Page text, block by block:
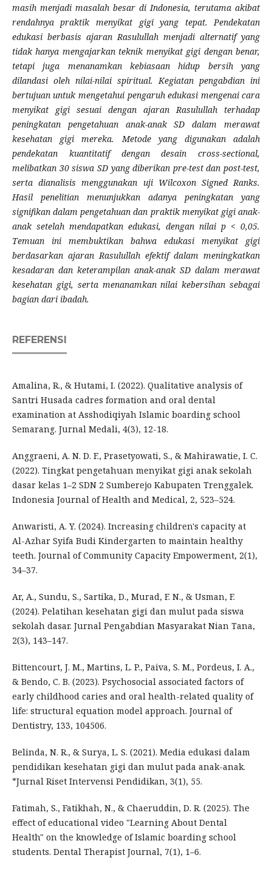
masih menjadi masalah besar di Indonesia, terutama akibat
rendahnya praktik menyikat gigi yang tepat. Pendekatan
edukasi berbasis ajaran Rasulullah menjadi alternatif yang
tidak hanya mengajarkan teknik menyikat gigi dengan benar,
tetapi juga menanamkan kebiasaan hidup bersih yang
dilandasi oleh nilai-nilai spiritual. Kegiatan pengabdian ini
bertujuan untuk mengetahui pengaruh edukasi mengenai cara
menyikat gigi sesuai dengan ajaran Rasulullah terhadap
peningkatan pengetahuan anak-anak SD dalam merawat
kesehatan gigi mereka. Metode yang digunakan adalah
pendekatan kuantitatif dengan desain cross-sectional,
melibatkan 30 siswa SD yang diberikan pre-test dan post-test,
serta dianalisis menggunakan uji Wilcoxon Signed Ranks.
Hasil penelitian menunjukkan adanya peningkatan yang
signifikan dalam pengetahuan dan praktik menyikat gigi anak-
anak setelah mendapatkan edukasi, dengan nilai p < 0,05.
Temuan ini membuktikan bahwa edukasi menyikat gigi
berdasarkan ajaran Rasulullah efektif dalam meningkatkan
kesadaran dan keterampilan anak-anak SD dalam merawat
kesehatan gigi, serta menanamkan nilai kebersihan sebagai
bagian dari ibadah.
REFERENSI
Amalina, R., & Hutami, I. (2022). Qualitative analysis of
Santri Husada cadres formation and oral dental
examination at Asshodiqiyah Islamic boarding school
Semarang. Jurnal Medali, 4(3), 12-18.
Anggraeni, A. N. D. F., Prasetyowati, S., & Mahirawatie, I. C.
(2022). Tingkat pengetahuan menyikat gigi anak sekolah
dasar kelas 1–2 SDN 2 Sumberejo Kabupaten Trenggalek.
Indonesia Journal of Health and Medical, 2, 523–524.
Anwaristi, A. Y. (2024). Increasing children's capacity at
Al-Azhar Syifa Budi Kindergarten to maintain healthy
teeth. Journal of Community Capacity Empowerment, 2(1),
34–37.
Ar, A., Sundu, S., Sartika, D., Murad, F. N., & Usman, F.
(2024). Pelatihan kesehatan gigi dan mulut pada siswa
sekolah dasar. Jurnal Pengabdian Masyarakat Nian Tana,
2(3), 143–147.
Bittencourt, J. M., Martins, L. P., Paiva, S. M., Pordeus, I. A.,
& Bendo, C. B. (2023). Psychosocial associated factors of
early childhood caries and oral health-related quality of
life: structural equation model approach. Journal of
Dentistry, 133, 104506.
Belinda, N. R., & Surya, L. S. (2021). Media edukasi dalam
pendidikan kesehatan gigi dan mulut pada anak-anak.
*Jurnal Riset Intervensi Pendidikan, 3(1), 55.
Fatimah, S., Fatikhah, N., & Chaeruddin, D. R. (2025). The
effect of educational video "Learning About Dental
Health" on the knowledge of Islamic boarding school
students. Dental Therapist Journal, 7(1), 1–6.